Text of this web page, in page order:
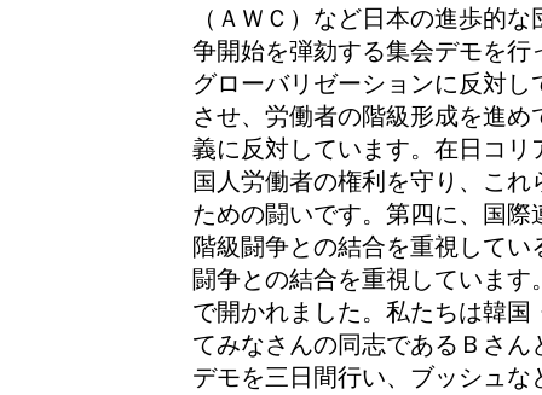
（ＡＷＣ）など日本の進歩的
争開始を弾劾する集会デモを
グローバリゼーションに反対
させ、労働者の階級形成を進
義に反対しています。在日コ
国人労働者の権利を守り、こ
ための闘いです。第四に、国
階級闘争との結合を重視して
闘争との結合を重視していま
で開かれました。私たちは韓
てみなさんの同志であるＢさ
デモを三日間行い、ブッシュ